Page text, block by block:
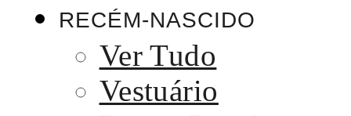
RECÉM-NASCIDO
Ver Tudo
Vestuário